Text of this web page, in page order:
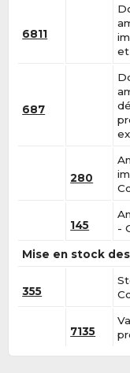
6811
et
687
280
145
-
Mise en stock
355
7135